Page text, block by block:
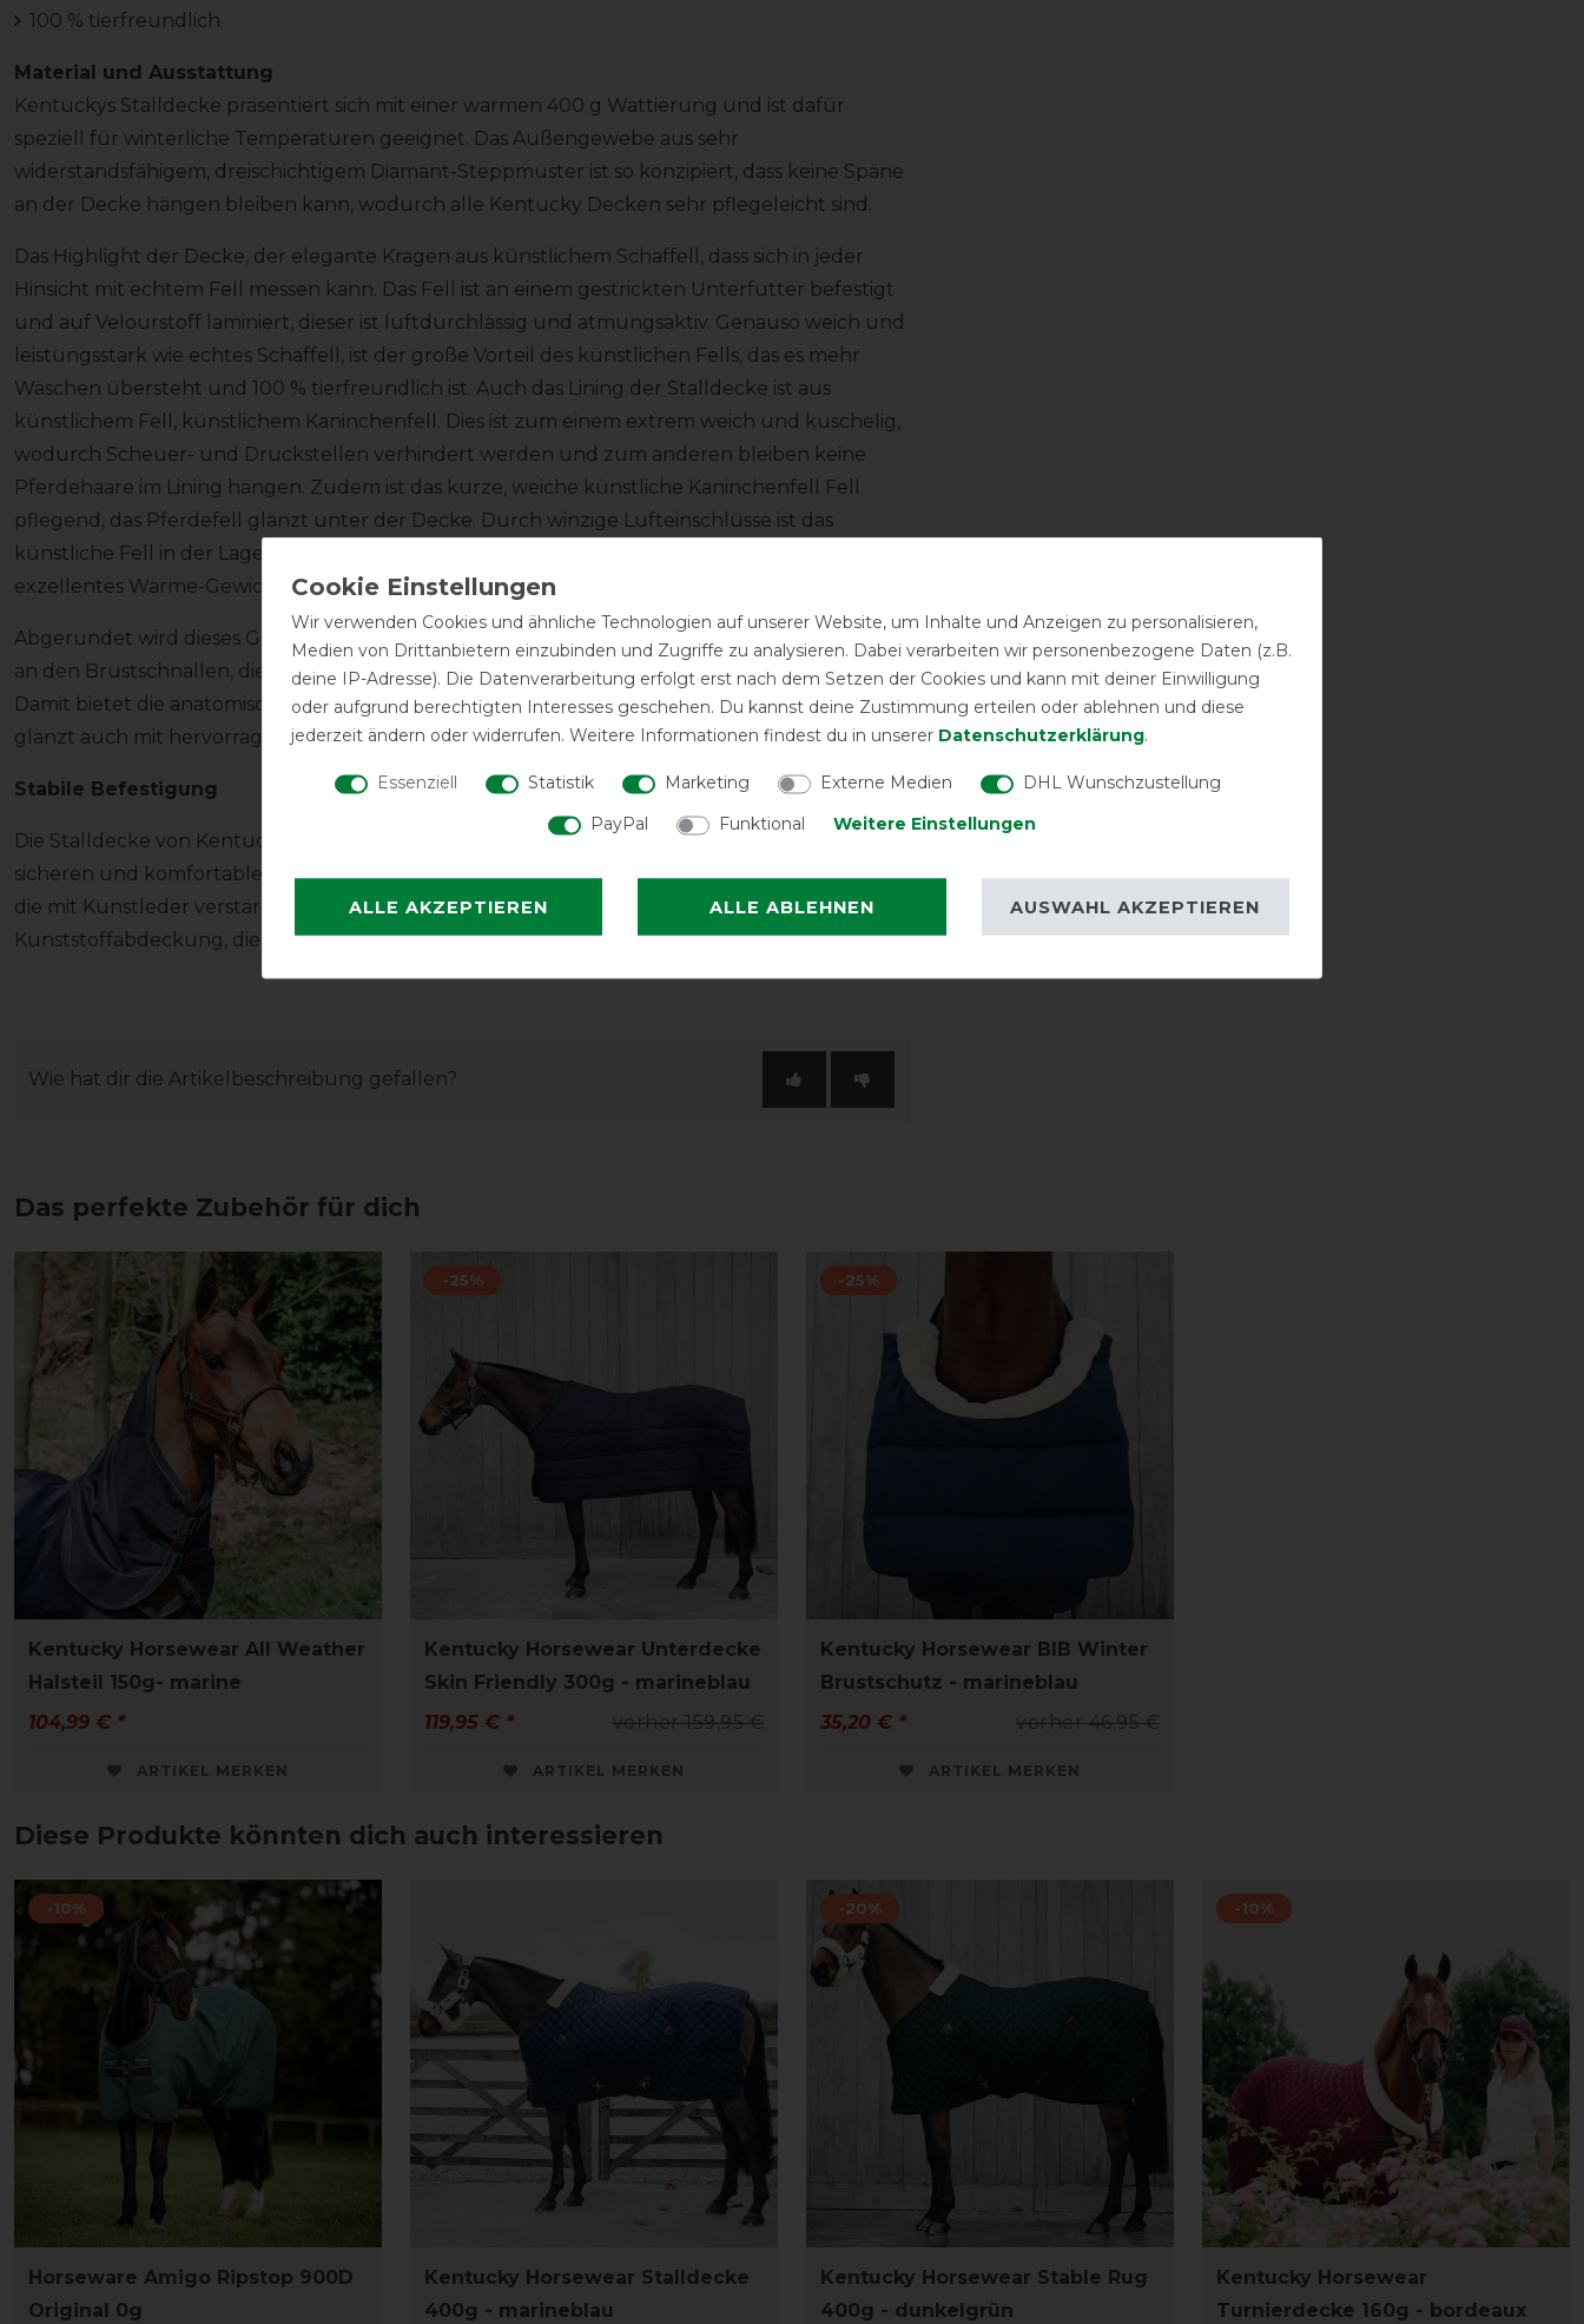
100 % tierfreundlich
Material und Ausstattung
Kentuckys Stalldecke präsentiert sich mit einer warmen 400 g Wattierung und ist dafür
speziell für winterliche Temperaturen geeignet. Das Außengewebe aus sehr
widerstandsfähigem, dreischichtigem Diamant-Steppmuster ist so konzipiert, dass keine Späne
an der Decke hängen bleiben kann, wodurch alle Kentucky Decken sehr pflegeleicht sind.
Das Highlight der Decke, der elegante Kragen aus künstlichem Schaffell, dass sich in jeder
Hinsicht mit echtem Fell messen kann. Das Fell ist an einem gestrickten Unterfutter befestigt
und auf Velourstoff laminiert, dieser ist luftdurchlässig und atmungsaktiv. Genauso weich und
leistungsstark wie echtes Schaffell, ist der große Vorteil des künstlichen Fells, das es mehr
Wäschen übersteht und 100 % tierfreundlich ist. Auch das Lining der Stalldecke ist aus
künstlichem Fell, künstlichem Kaninchenfell. Dies ist zum einem extrem weich und kuschelig,
wodurch Scheuer- und Druckstellen verhindert werden und zum anderen bleiben keine
Pferdehaare im Lining hängen. Zudem ist das kurze, weiche künstliche Kaninchenfell Fell
pflegend, das Pferdefell glänzt unter der Decke. Durch winzige Lufteinschlüsse ist das
künstliche Fell in der Lage, Körperwärme einzufangen und zu speichern. Hierdurch wird ein
exzellentes Wärme-Gewicht-Verhältnis geschaffen, wodurch der Komfort optimiert wird.
Abgerundet wird dieses Gesamtkonzept durch liebevoll gestaltete kleine Lederapplikationen
an den Brustschnallen, die ebenso hochwertig sind, wie die messingfarbenen Kreuzgurte.
Damit bietet die anatomisch geformte Stalldecke nicht nur ein modisches Highlight, sondern
glänzt auch mit hervorragendem Komfort und Funktionalität.
Stabile Befestigung
Die Stalldecke von Kentucky schließt an der Brust über zwei T-Haken-Verschlüsse. Um einen
sicheren und komfortablen Sitz zu garantieren verfügt die Decke über eine Kreuzbegurtung
die mit Kunstleder verstärkt wurde und eine Bungee-Schweifkordel mit
Kunststoffabdeckung, die ebenfalls abnehmbar und sehr leicht zu reinigen ist.
Wie hat dir die Artikelbeschreibung gefallen?
Das perfekte Zubehör für dich
Kentucky Horsewear All Weather
Halsteil 150g- marine
104,99 € *
ARTIKEL MERKEN
-25%
Kentucky Horsewear Unterdecke
Skin Friendly 300g - marineblau
vorher 159,95 €
119,95 € *
ARTIKEL MERKEN
-25%
Kentucky Horsewear BIB Winter
Brustschutz - marineblau
vorher 46,95 €
35,20 € *
ARTIKEL MERKEN
Diese Produkte könnten dich auch interessieren
-10%
Horseware Amigo Ripstop 900D
Original 0g
Kentucky Horsewear Stalldecke
400g - marineblau
-20%
Kentucky Horsewear Stable Rug
400g - dunkelgrün
-10%
Kentucky Horsewear
Turnierdecke 160g - bordeaux
Wir verwenden Cookies und ähnliche Technologien auf unserer Website, um Inhalte und Anzeigen zu personalisieren,
Medien von Drittanbietern einzubinden und Zugriffe zu analysieren. Dabei verarbeiten wir personenbezogene Daten (z.B.
deine IP-Adresse). Die Datenverarbeitung erfolgt erst nach dem Setzen der Cookies und kann mit deiner Einwilligung
oder aufgrund berechtigten Interesses geschehen. Du kannst deine Zustimmung erteilen oder ablehnen und diese
jederzeit ändern oder widerrufen. Weitere Informationen findest du in unserer Daten­schutz­erklärung.
Essenziell Statistik Marketing Externe Medien
DHL Wunschzustellung
PayPal
Funktional Weitere Einstellungen
ALLE AKZEPTIEREN ALLE ABLEHNEN AUSWAHL AKZEPTIEREN